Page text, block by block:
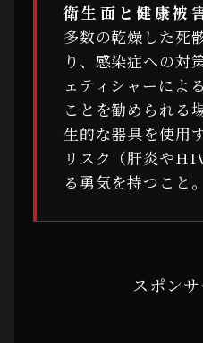
衛生面と健康被
多数の乾燥した死
り、感染症への対
ェティシャーによ
ことを勧められる
生的な器具を使用
リスク（肝炎や
る勇気を持つこと。
スポン